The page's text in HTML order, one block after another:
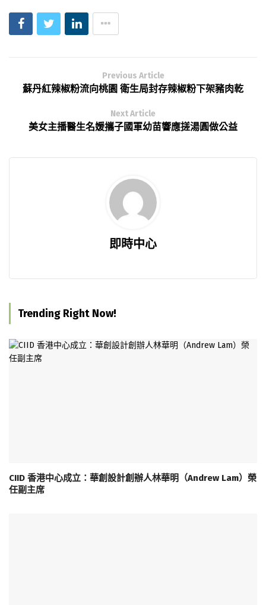
Previous Article
蘇丹紅辣椒粉流向桃園 衛生局封存辣椒粉下架豬肉乾
Next Article
美女主播醫生名媛攜子國軍幼苗響應搓湯圓做公益
即時中心
Trending Right Now!
CIID 香港中心成立：華創設計創辦人林華明（Andrew Lam）榮
任副主席